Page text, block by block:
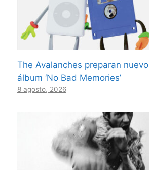
The Avalanches preparan nuevo
álbum ‘No Bad Memories’
8 agosto, 2026